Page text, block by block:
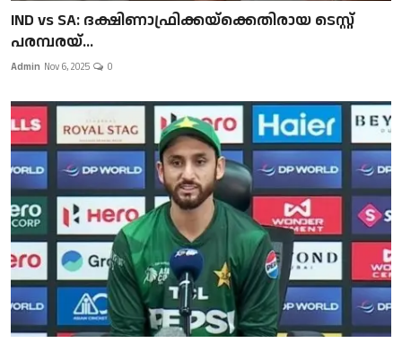
IND vs SA: ദക്ഷിണാഫ്രിക്കയ്‌ക്കെതിരായ ടെസ്റ്റ്
പരമ്പരയ്...
Admin Nov 6, 2025 0